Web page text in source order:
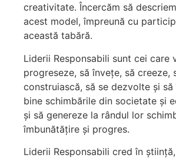
creativitate. Încercăm să
acest model, împreună cu
această tabără.
Liderii Responsabili sunt cei care
progreseze, să învețe, să creeze,
construiască, să se dezvolte și să
bine schimbările din societate și
și să genereze la rândul lor
îmbunătățire și progres.
Liderii Responsabili cred în